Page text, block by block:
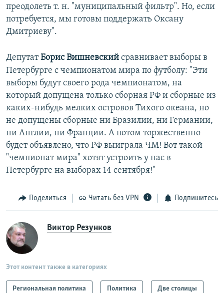
преодолеть т. н. "муниципальный фильтр". Но, если
потребуется, мы готовы поддержать Оксану
Дмитриеву".
ДепутатБорис Вишневский сравнивает выборы в
Петербурге с чемпионатом мира по футболу: "Эти
выборы будут своего рода чемпионатом, на
который допущена только сборная РФ и сборные из
каких-нибудь мелких островов Тихого океана, но
не допущены сборные ни Бразилии, ни Германии,
ни Англии, ни Франции. А потом торжественно
будет объявлено, что РФ выиграла ЧМ! Вот такой
"чемпионат мира" хотят устроить у нас в
Петербурге на выборах 14 сентября!"
Поделиться Читать без VPN Подпишитесь
Виктор Резунков
Этот контент также в категориях
Региональная политика Политика Две столицы